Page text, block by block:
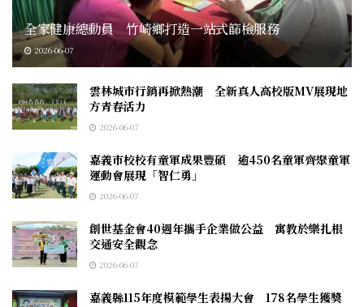
全家健康總動員 竹崎鄉打造一站式篩檢服務
2026-06-07
雲林城市行銷再掀熱潮 全新真人高校版MV展現地
方青春活力
2026-06-07
嘉義市校校有童軍成果豐碩 逾450名童軍齊聚童軍
運動會展現「智仁勇」
2026-06-07
創世基金會40週年攜手企業做公益 寓教於樂扎根
交通安全觀念
2026-06-07
嘉義縣115年度模範學生表揚大會 178名學生獲獎